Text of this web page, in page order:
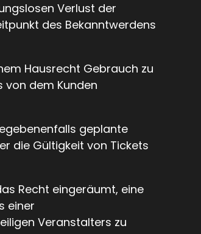
Verlust der
des Bekanntwerdens
Hausrecht Gebrauch zu
von dem Kunden
geplante
die Gültigkeit von Tickets
Recht eingeräumt, eine
einer
Veranstalters zu